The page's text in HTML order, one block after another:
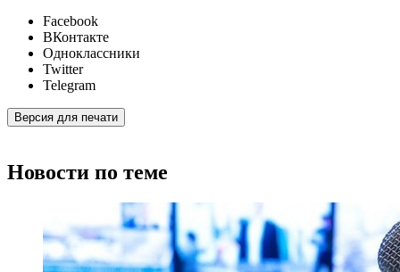
Facebook
ВКонтакте
Одноклассники
Twitter
Telegram
Версия для печати
Новости по теме